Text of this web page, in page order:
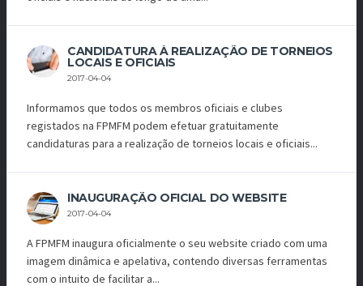
CANDIDATURA À REALIZAÇÃO DE TORNEIOS
LOCAIS E OFICIAIS
2017-04-04
Informamos que todos os membros oficiais e clubes
registados na FPMFM podem efetuar gratuitamente
candidaturas para a realização de torneios locais e oficiais...
INAUGURAÇÃO OFICIAL DO WEBSITE
2017-04-04
A FPMFM inaugura oficialmente o seu website criado com uma
imagem dinâmica e apelativa, contendo diversas ferramentas
com o intuito de facilitar a...